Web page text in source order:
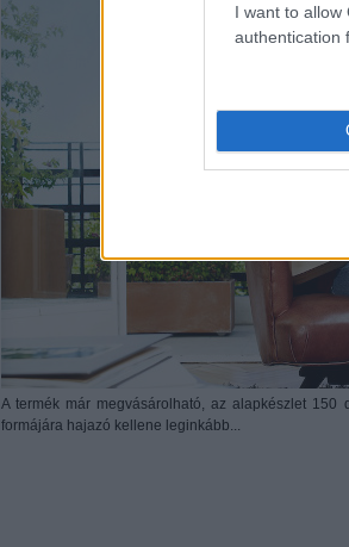
I want to allow
authentication
A termék már megvásárolható, az alapkészlet
formájára hajazó kellene leginkább...